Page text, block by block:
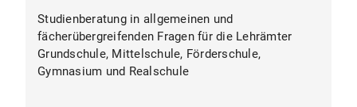
Studienberatung in allgemeinen und
fächerübergreifenden Fragen für die Lehrämter
Grundschule, Mittelschule, Förderschule,
Gymnasium und Realschule